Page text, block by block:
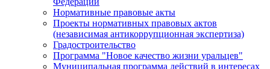
Нормативные правовые акты
Проекты нормативных правовых актов
(независимая антикоррупционная экспертиза)
Градостроительство
Программа "Новое качество жизни уральцев"
Муниципальная программа действий в интересах